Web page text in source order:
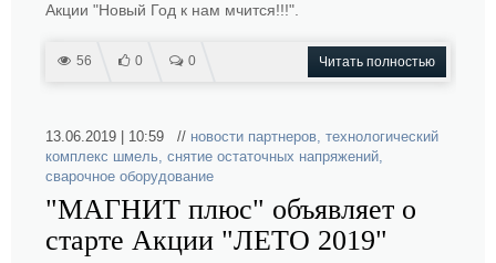
Акции "Новый Год к нам мчится!!!".
56 0 0 Читать полностью
13.06.2019 | 10:59 // новости партнеров, технологический
комплекс шмель, снятие остаточных напряжений,
сварочное оборудование
"МАГНИТ плюс" объявляет о
старте Акции "ЛЕТО 2019"